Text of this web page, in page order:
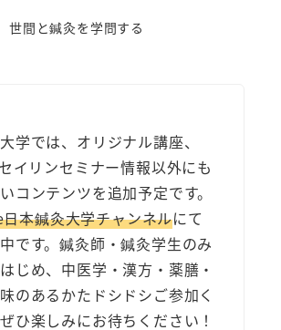
世間と鍼灸を学問する
学では、オリジナル講座、
イリンセミナー情報以外にも
コンテンツを追加予定です。
本鍼灸大学チャンネルにて
です。鍼灸師・鍼灸学生のみ
じめ、中医学・漢方・薬膳・
のあるかたドシドシご参加く
ひ楽しみにお待ちください！